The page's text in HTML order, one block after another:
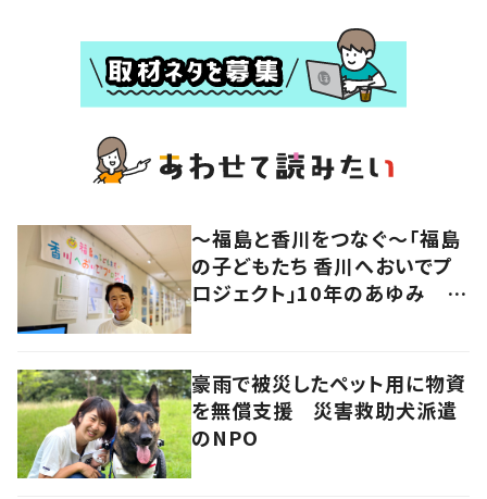
～福島と香川をつなぐ～「福島
の子どもたち 香川へおいでプ
ロジェクト」10年のあゆみ #
豪雨で被災したペット用に物資
を無償支援 災害救助犬派遣
のNPO